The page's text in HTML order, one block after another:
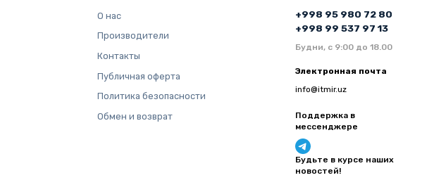
О нас
Производители
Контакты
Публичная оферта
Политика безопасности
Обмен и возврат
+998 95 980 72 80
+998 99 537 97 13
Будни, с 9:00 до 18.00
Электронная почта
info@itmir.uz
Поддержка в
мессенджере
Будьте в курсе наших
новостей!